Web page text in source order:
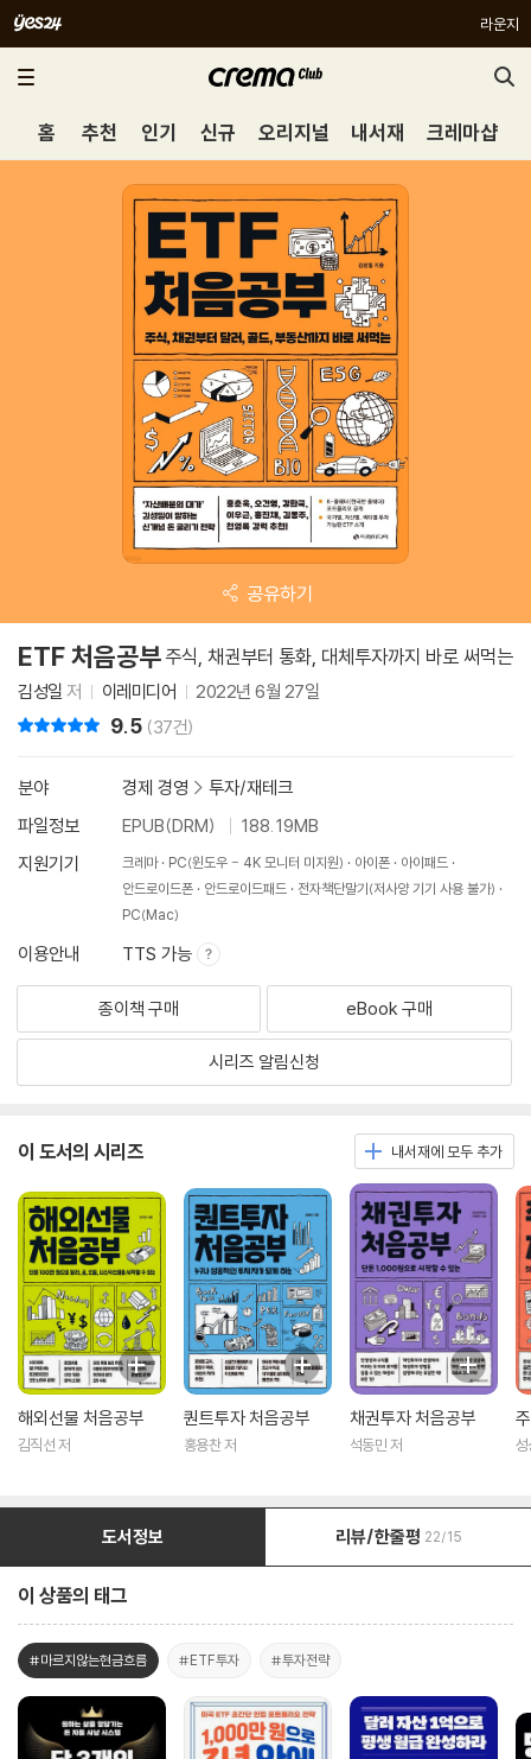
라운지
홈 추천 인기 신규 오리지널 내서재 크레마샵
공유하기
ETF 처음공부 주식, 채권부터 통화, 대체투자까지 바로 써먹는
김성일 저 이레미디어 2022년 6월 27일
9.5 (37건)
분야 경제 경영 > 투자/재테크
파일정보
EPUB(DRM)
188.19MB
지원기기
크레마 PC(윈도우 - 4K 모니터 미지원) 아이폰
아이패드
안드로이드폰
안드로이드패드
전자책단말기(저사양 기기 사용 불가)
PC(Mac)
이용안내 TTS 가능
종이책 구매 eBook 구매
시리즈 알림신청
이 도서의 시리즈 내서재에 모두 추가
해외선물 처음공부
김직선 저
퀀트투자 처음공부
홍용찬 저
채권투자 처음공부
석동민 저 성
도서정보 리뷰/한줄평 22/15
이 상품의 태그
#마르지않는현금흐름 #ETF투자 #투자전략